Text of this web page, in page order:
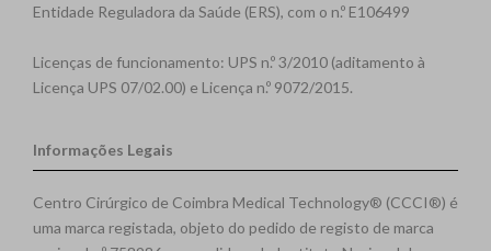
Entidade Reguladora da Saúde (ERS), com o n.º E106499
Licenças de funcionamento: UPS n.º 3/2010 (aditamento à
Licença UPS 07/02.00) e Licença n.º 9072/2015.
Informações Legais
Centro Cirúrgico de Coimbra Medical Technology® (CCCI®) é
uma marca registada, objeto do pedido de registo de marca